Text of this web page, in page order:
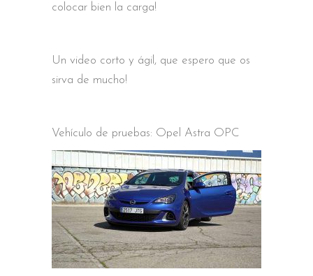
colocar bien la carga!
Un video corto y ágil, que espero que os
sirva de mucho!
Vehículo de pruebas: Opel Astra OPC